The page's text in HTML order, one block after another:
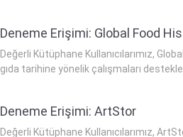
Deneme Erişimi: Global Food
Değerli Kütüphane Kullanıcılarımız,
gıda tarihine yönelik çalışmaları
Deneme Erişimi: ArtStor
Değerli Kütüphane Kullanıcılarımız,